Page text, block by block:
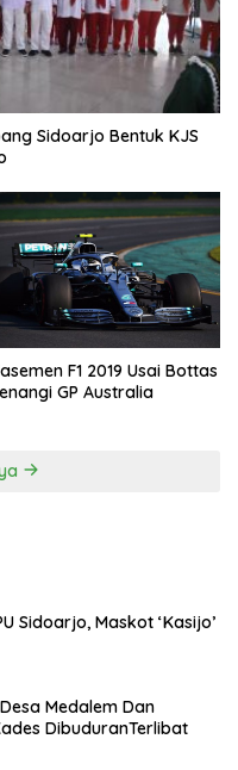
Sidoarjo Bentuk KJS
F1 2019 Usai Bottas
GP Australia
Sidoarjo, Maskot ‘Kasijo’
DibuduranTerlibat